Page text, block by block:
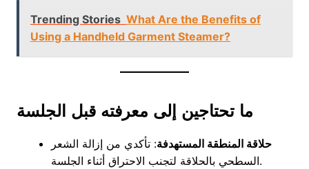
Trending Stories What Are the Benefits of
Using a Handheld Garment Steamer?
ما تحتاجين إلى معرفته قبل الجلسة
حلاقة المنطقة المستهدفة: تأكدي من إزالة الشعر
السطحي بالحلاقة لتجنب الاحتراق أثناء الجلسة.